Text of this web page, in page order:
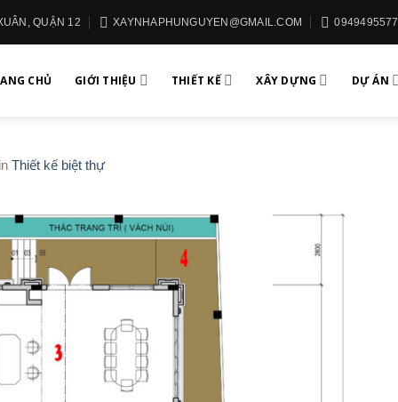
QUẬN 12 XAYNHAPHUNGUYEN@GMAIL.COM 0949495577
CHỦ GIỚI THIỆU THIẾT KẾ XÂY DỰNG DỰ ÁN
in Thiết kế biệt thự